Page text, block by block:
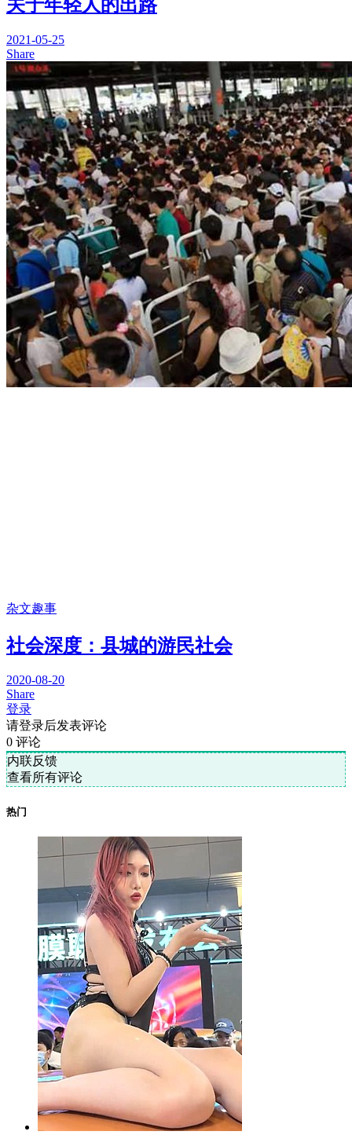
关于年轻人的出路
2021-05-25
Share
杂文趣事
社会深度：县城的游民社会
2020-08-20
Share
登录
请登录后发表评论
0 评论
内联反馈
查看所有评论
热门